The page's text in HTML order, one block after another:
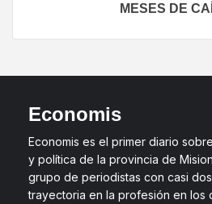
MESES DE
Economis
Economis es el primer diario
y política de la provincia de
grupo de periodistas con casi
trayectoria en la profesión en los